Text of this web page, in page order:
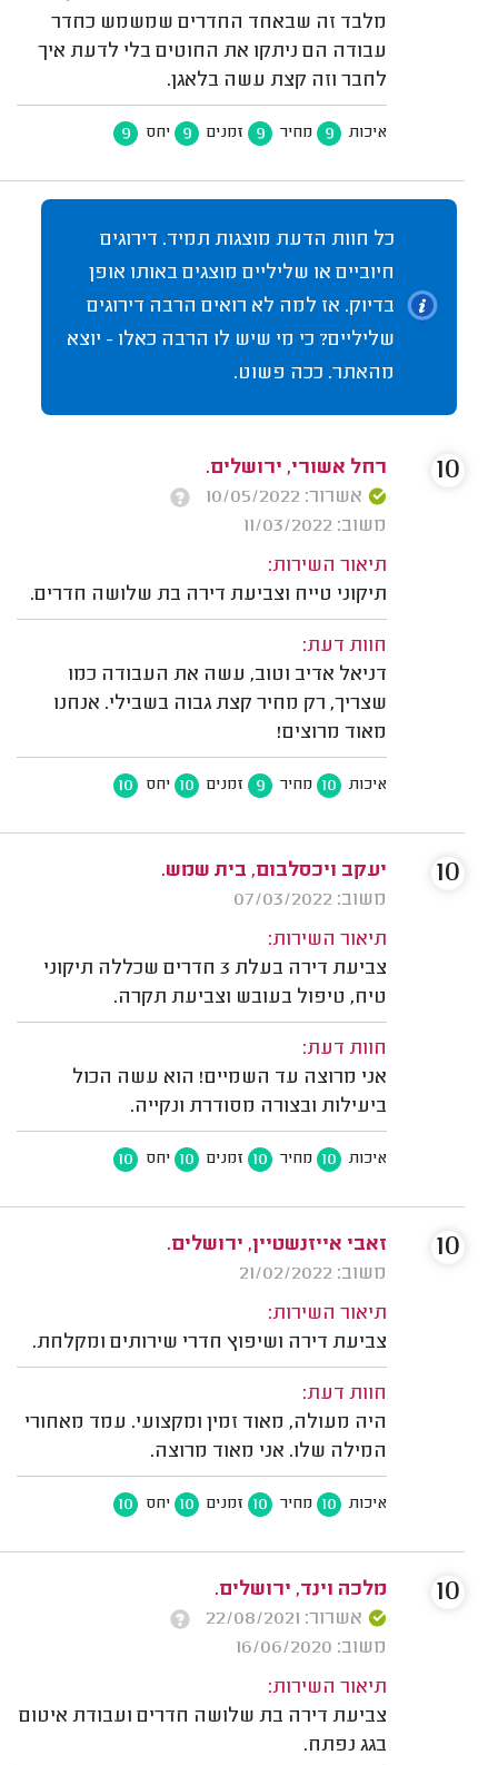
מלבד זה שבאחד החדרים שמשמש כחדר
עבודה הם ניתקו את החוטים בלי לדעת איך
לחבר וזה קצת עשה בלאגן.
איכות 9 מחיר 9 זמנים 9 יחס 9
כל חוות הדעת מוצגות תמיד. דירוגים
חיוביים או שליליים מוצגים באותו אופן
בדיוק. אז למה לא רואים הרבה דירוגים
שליליים? כי מי שיש לו הרבה כאלו - יוצא
מהאתר. ככה פשוט.
רחל אשורי, ירושלים.
אשרור: 10/05/2022
משוב: 11/03/2022
תיאור השירות:
תיקוני טייח וצביעת דירה בת שלושה חדרים.
חוות דעת:
דניאל אדיב וטוב, עשה את העבודה כמו
שצריך, רק מחיר קצת גבוה בשבילי. אנחנו
מאוד מרוצים!
איכות 10 מחיר 9 זמנים 10 יחס 10
10
יעקב ויכסלבום, בית שמש.
משוב: 07/03/2022
תיאור השירות:
צביעת דירה בעלת 3 חדרים שכללה תיקוני
טיח, טיפול בעובש וצביעת תקרה.
חוות דעת:
אני מרוצה עד השמיים! הוא עשה הכול
ביעילות ובצורה מסודרת ונקייה.
איכות 10 מחיר 10 זמנים 10 יחס 10
10
זאבי אייזנשטיין, ירושלים.
משוב: 21/02/2022
תיאור השירות:
צביעת דירה ושיפוץ חדרי שירותים ומקלחת.
חוות דעת:
היה מעולה, מאוד זמין ומקצועי. עמד מאחורי
המילה שלו. אני מאוד מרוצה.
איכות 10 מחיר 10 זמנים 10 יחס 10
10
מלכה וינד, ירושלים.
אשרור: 22/08/2021
משוב: 16/06/2020
תיאור השירות:
צביעת דירה בת שלושה חדרים ועבודת איטום
בגג נפתח.
10